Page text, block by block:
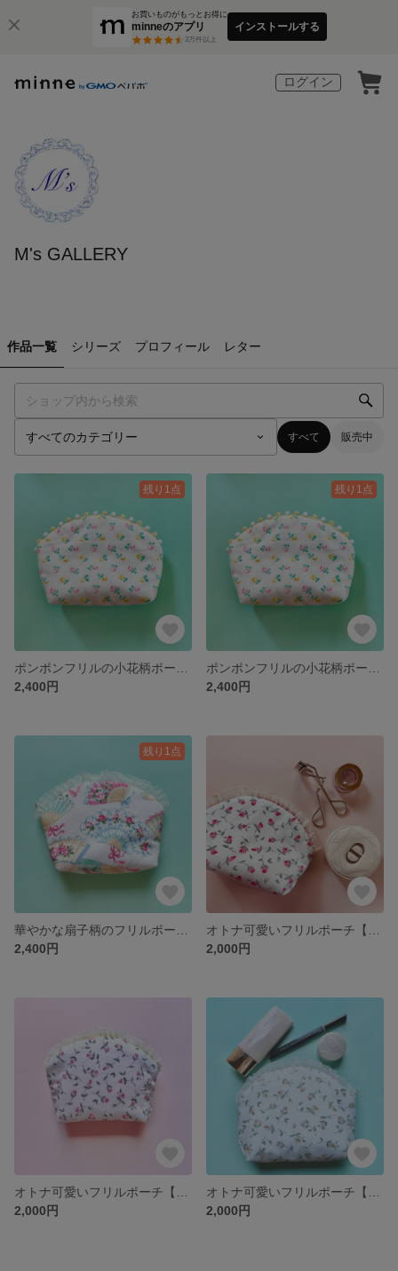
お買いものがもっとお得に
minneのアプリ
3万件以上
インストールする
ログイン
M's GALLERY
作品一覧 シリーズ プロフィール レター
すべて 販売中
残り1点
2,400円
残り1点
2,400円
残り1点
2,400円
2,000円
2,000円
2,000円